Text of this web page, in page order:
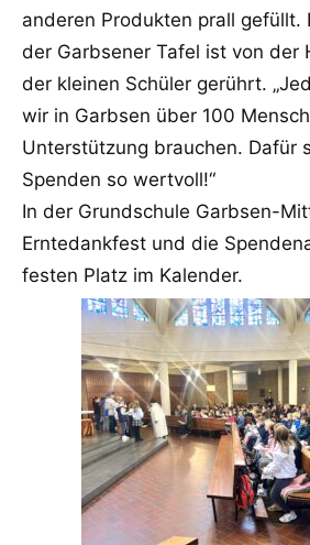
anderen Produkten prall gefüllt.
der Garbsener Tafel ist von der
der kleinen Schüler gerührt.
wir in Garbsen über 100
Unterstützung brauchen. Dafür
Spenden so wertvoll!“
In der Grundschule Garbsen-
Erntedankfest und die
festen Platz im Kalender.